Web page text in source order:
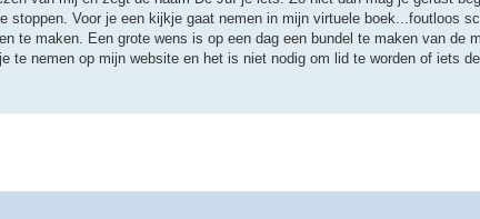
stoppen. Voor je een kijkje gaat nemen in mijn virtuele boek...foutloos
te maken. Een grote wens is op een dag een bundel te maken van de
nemen op mijn website en het is niet nodig om lid te worden of iets